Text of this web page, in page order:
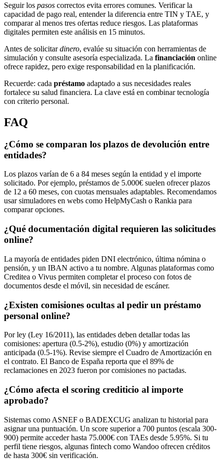
Seguir los pasos correctos evita errores comunes. Verificar la
capacidad de pago real, entender la diferencia entre TIN y TAE, y
comparar al menos tres ofertas reduce riesgos. Las plataformas
digitales permiten este análisis en 15 minutos.
Antes de solicitardinero, evalúe su situación con herramientas de
simulación y consulte asesoría especializada. La financiación online
ofrece rapidez, pero exige responsabilidad en la planificación.
Recuerde: cada préstamo adaptado a sus necesidades reales
fortalece su salud financiera. La clave está en combinar tecnología
con criterio personal.
FAQ
¿Cómo se comparan los plazos de devolución entre
entidades?
Los plazos varían de 6 a 84 meses según la entidad y el importe
solicitado. Por ejemplo, préstamos de 5.000€ suelen ofrecer plazos
de 12 a 60 meses, con cuotas mensuales adaptables. Recomendamos
usar simuladores en webs como HelpMyCash o Rankia para
comparar opciones.
¿Qué documentación digital requieren las solicitudes
online?
La mayoría de entidades piden DNI electrónico, última nómina o
pensión, y un IBAN activo a tu nombre. Algunas plataformas como
Creditea o Vivus permiten completar el proceso con fotos de
documentos desde el móvil, sin necesidad de escáner.
¿Existen comisiones ocultas al pedir un préstamo
personal online?
Por ley (Ley 16/2011), las entidades deben detallar todas las
comisiones: apertura (0.5-2%), estudio (0%) y amortización
anticipada (0.5-1%). Revise siempre el Cuadro de Amortización en
el contrato. El Banco de España reporta que el 89% de
reclamaciones en 2023 fueron por comisiones no pactadas.
¿Cómo afecta el scoring crediticio al importe
aprobado?
Sistemas como ASNEF o BADEXCUG analizan tu historial para
asignar una puntuación. Un score superior a 700 puntos (escala 300-
900) permite acceder hasta 75.000€ con TAEs desde 5.95%. Si tu
perfil tiene riesgos, algunas fintech como Wandoo ofrecen créditos
de hasta 300€ sin verificación.